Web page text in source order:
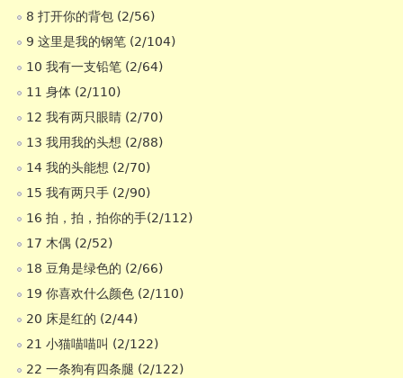
8 打开你的背包 (2/56)
9 这里是我的钢笔 (2/104)
10 我有一支铅笔 (2/64)
11 身体 (2/110)
12 我有两只眼睛 (2/70)
13 我用我的头想 (2/88)
14 我的头能想 (2/70)
15 我有两只手 (2/90)
16 拍，拍，拍你的手(2/112)
17 木偶 (2/52)
18 豆角是绿色的 (2/66)
19 你喜欢什么颜色 (2/110)
20 床是红的 (2/44)
21 小猫喵喵叫 (2/122)
22 一条狗有四条腿 (2/122)